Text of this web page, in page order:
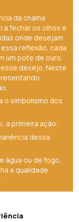
da chama
a fechar os olhos e
onde desejam
reflexão, cada
um pote de ouro,
desejo. Neste
o simbolismo dos
a primeira ação;
dessa
água ou de fogo,
a qualidade